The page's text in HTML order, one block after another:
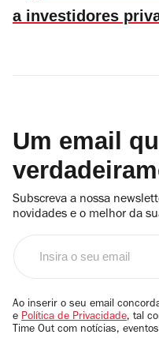
a investidores
Um email
Subscreva a nossa
novidades e o melhor da
email
Ao inserir o seu email
e Política de Privacidade, tal
Time Out com notícias,